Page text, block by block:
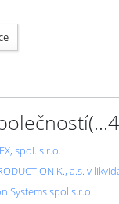
(...
spol. s r.o.
K., a.s. v
Systems spol.s.r.o.